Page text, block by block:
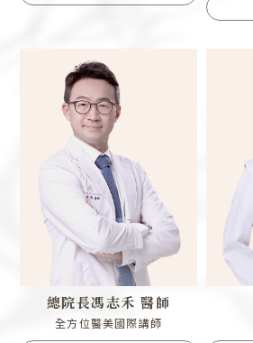
總院長馮志禾 醫師
全方位醫美國際講師